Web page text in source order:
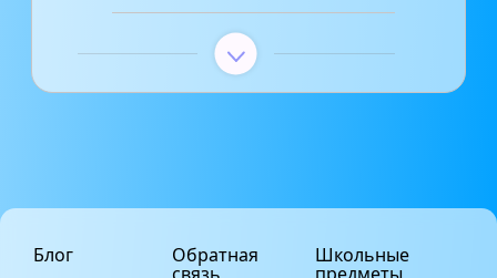
Блог Обратная Школьные